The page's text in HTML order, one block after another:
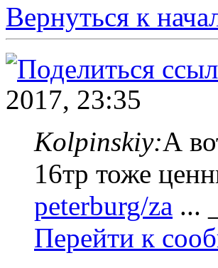
Вернуться к
2017, 23:35
Kolpinskiy:А
16тр тоже
peterburg/za ...
Перейти к